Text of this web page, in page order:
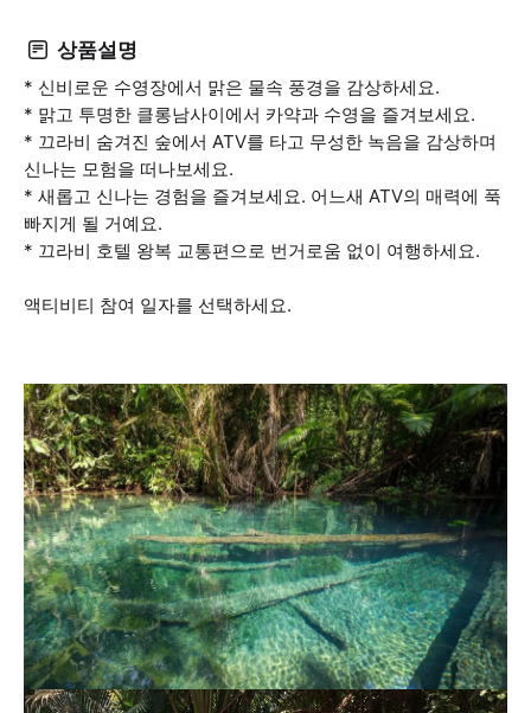
상품설명
* 신비로운 수영장에서 맑은 물속 풍경을 감상하세요.
* 맑고 투명한 클롱남사이에서 카약과 수영을 즐겨보세요.
* 끄라비 숨겨진 숲에서 ATV를 타고 무성한 녹음을 감상하며
신나는 모험을 떠나보세요.
* 새롭고 신나는 경험을 즐겨보세요. 어느새 ATV의 매력에 푹
빠지게 될 거예요.
* 끄라비 호텔 왕복 교통편으로 번거로움 없이 여행하세요.
액티비티 참여 일자를 선택하세요.